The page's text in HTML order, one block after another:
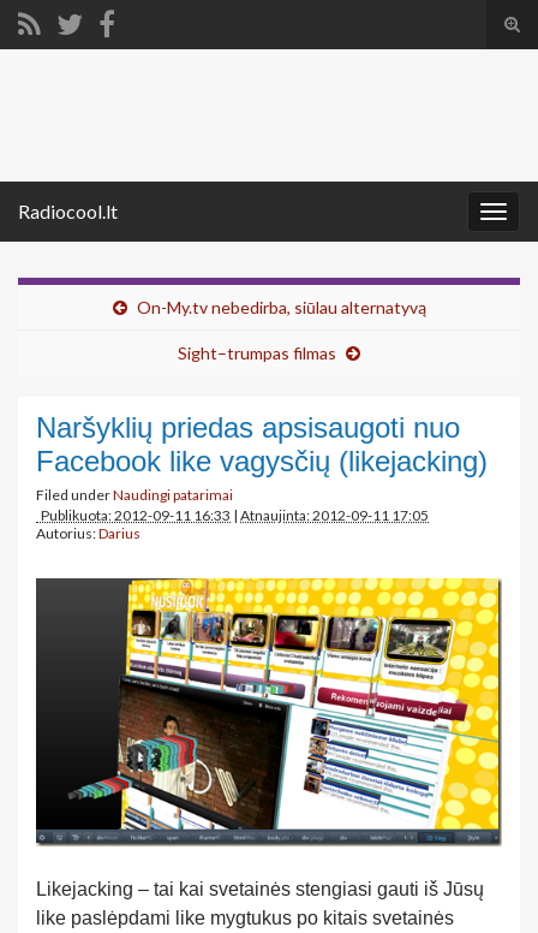
Radiocool.lt
On-My.tv nebedirba, siūlau alternatyvą
Sight–trumpas filmas
Naršyklių priedas apsisaugoti nuo
Facebook like vagysčių (likejacking)
Filed underNaudingi patarimai
Publikuota: 2012-09-11 16:33 | Atnaujinta: 2012-09-11 17:05
Autorius:Darius
Likejacking – tai kai svetainės stengiasi gauti iš Jūsų
like paslėpdami like mygtukus po kitais svetainės